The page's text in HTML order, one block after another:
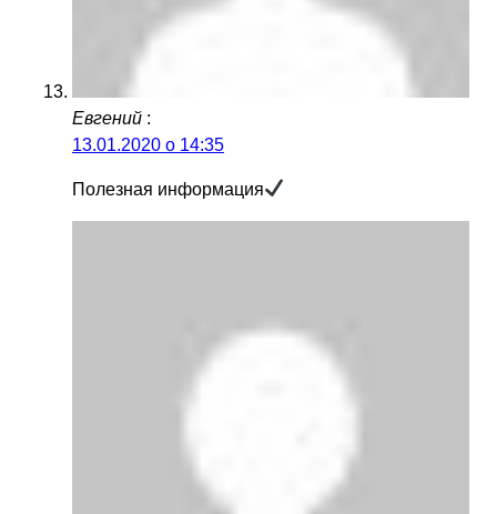
Евгений :
13.01.2020 о 14:35
Полезная информация